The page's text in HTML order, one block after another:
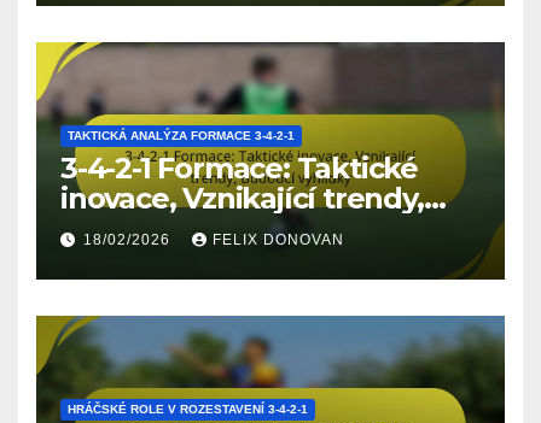
TAKTICKÁ ANALÝZA FORMACE 3-4-2-1
3-4-2-1 Formace: Taktické
inovace, Vznikající trendy,
Budoucí vyhlídky
18/02/2026 FELIX DONOVAN
HRÁČSKÉ ROLE V ROZESTAVENÍ 3-4-2-1